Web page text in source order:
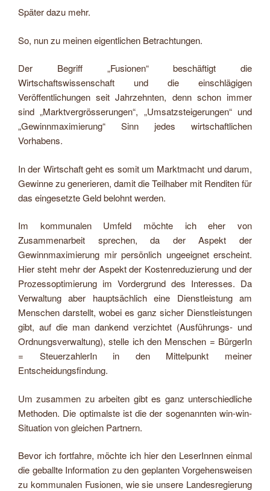
Später dazu mehr.
So, nun zu meinen eigentlichen Betrachtungen.
Der Begriff „Fusionen“ beschäftigt die
Wirtschaftswissenschaft und die einschlägigen
Veröffentlichungen seit Jahrzehnten, denn schon immer
sind „Marktvergrösserungen“, „Umsatzsteigerungen“ und
„Gewinnmaximierung“ Sinn jedes wirtschaftlichen
Vorhabens.
In der Wirtschaft geht es somit um Marktmacht und darum,
Gewinne zu generieren, damit die Teilhaber mit Renditen für
das eingesetzte Geld belohnt werden.
Im kommunalen Umfeld möchte ich eher von
Zusammenarbeit sprechen, da der Aspekt der
Gewinnmaximierung mir persönlich ungeeignet erscheint.
Hier steht mehr der Aspekt der Kostenreduzierung und der
Prozessoptimierung im Vordergrund des Interesses. Da
Verwaltung aber hauptsächlich eine Dienstleistung am
Menschen darstellt, wobei es ganz sicher Dienstleistungen
gibt, auf die man dankend verzichtet (Ausführungs- und
Ordnungsverwaltung), stelle ich den Menschen = BürgerIn
= SteuerzahlerIn in den Mittelpunkt meiner
Entscheidungsfindung.
Um zusammen zu arbeiten gibt es ganz unterschiedliche
Methoden. Die optimalste ist die der sogenannten win-win-
Situation von gleichen Partnern.
Bevor ich fortfahre, möchte ich hier den LeserInnen einmal
die geballte Information zu den geplanten Vorgehensweisen
zu kommunalen Fusionen, wie sie unsere Landesregierung